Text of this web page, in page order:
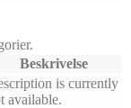
Beskrivelse
is currently
available.